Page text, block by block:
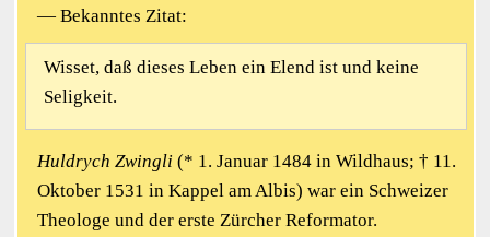
— Bekanntes Zitat:
Wisset, daß dieses Leben ein Elend ist und keine
Seligkeit.
Huldrych Zwingli (* 1. Januar 1484 in Wildhaus; † 11.
Oktober 1531 in Kappel am Albis) war ein Schweizer
Theologe und der erste Zürcher Reformator.